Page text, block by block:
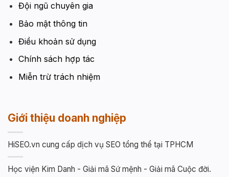
Đội ngũ chuyên gia
Bảo mật thông tin
Điều khoản sử dụng
Chính sách hợp tác
Miễn trừ trách nhiệm
Giới thiệu doanh nghiệp
HiSEO.vn cung cấp dịch vụ SEO tổng thể tại TPHCM
Học viện Kim Danh - Giải mã Sứ mệnh - Giải mã Cuộc đời.